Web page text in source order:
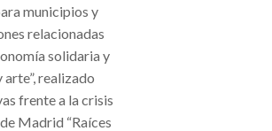
municipios y
relacionadas
solidaria y
realizado
frente a la crisis
Madrid “Raíces